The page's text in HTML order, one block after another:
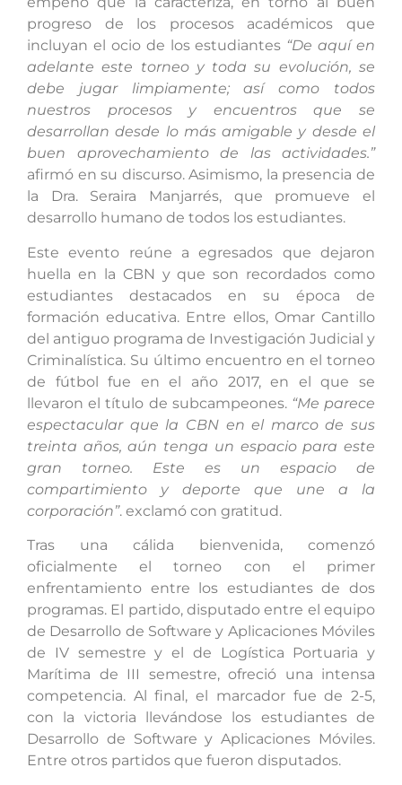
progreso de los procesos académicos que
incluyan el ocio de los estudiantes “De aquí en
adelante este torneo y toda su evolución, se
debe jugar limpiamente; así como todos
nuestros procesos y encuentros que se
desarrollan desde lo más amigable y desde el
buen aprovechamiento de las actividades.”
afirmó en su discurso. Asimismo, la presencia de
la Dra. Seraira Manjarrés, que promueve el
desarrollo humano de todos los estudiantes.
Este evento reúne a egresados que dejaron
huella en la CBN y que son recordados como
estudiantes destacados en su época de
formación educativa. Entre ellos, Omar Cantillo
del antiguo programa de Investigación Judicial y
Criminalística. Su último encuentro en el torneo
de fútbol fue en el año 2017, en el que se
llevaron el título de subcampeones. “Me parece
espectacular que la CBN en el marco de sus
treinta años, aún tenga un espacio para este
gran torneo. Este es un espacio de
compartimiento y deporte que une a la
corporación”. exclamó con gratitud.
Tras una cálida bienvenida, comenzó
oficialmente el torneo con el primer
enfrentamiento entre los estudiantes de dos
programas. El partido, disputado entre el equipo
de Desarrollo de Software y Aplicaciones Móviles
de IV semestre y el de Logística Portuaria y
Marítima de III semestre, ofreció una intensa
competencia. Al final, el marcador fue de 2-5,
con la victoria llevándose los estudiantes de
Desarrollo de Software y Aplicaciones Móviles.
Entre otros partidos que fueron disputados.